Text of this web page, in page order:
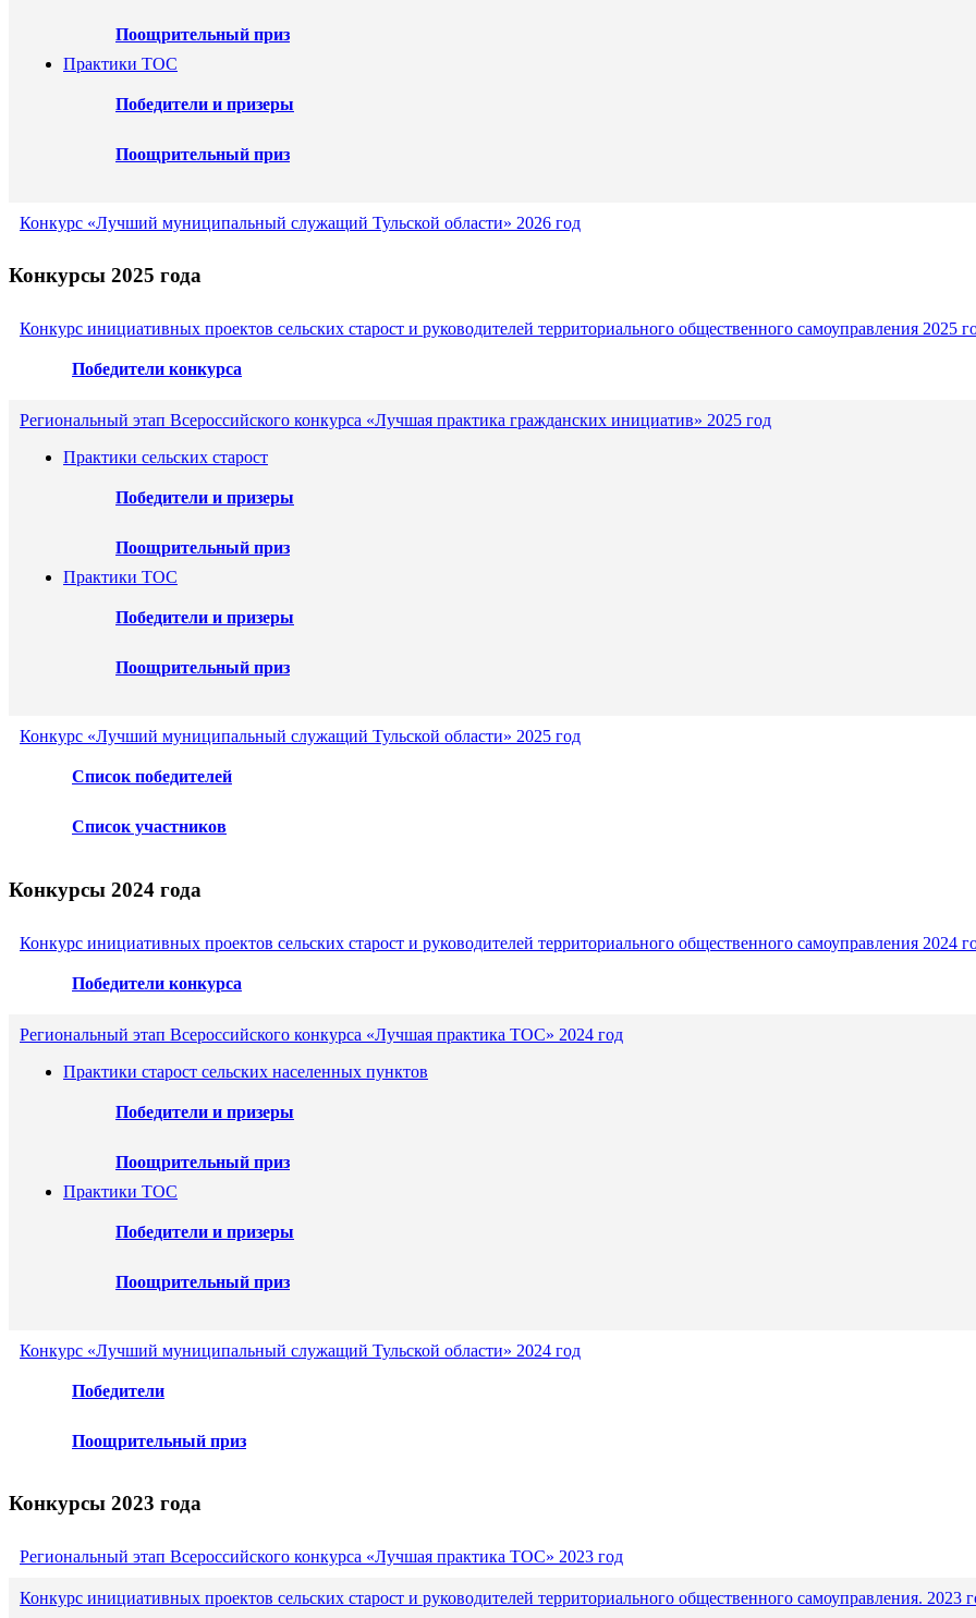
Поощрительный приз
Практики ТОС
Победители и призеры
Поощрительный приз
Конкурс «Лучший муниципальный служащий Тульской области» 2026 год
Конкурсы 2025 года
Конкурс инициативных проектов сельских старост и руководителей территориального общественного самоуправления 2025
Победители конкурса
Региональный этап Всероссийского конкурса «Лучшая практика гражданских инициатив» 2025 год
Практики сельских старост
Победители и призеры
Поощрительный приз
Практики ТОС
Победители и призеры
Поощрительный приз
Конкурс «Лучший муниципальный служащий Тульской области» 2025 год
Список победителей
Список участников
Конкурсы 2024 года
Конкурс инициативных проектов сельских старост и руководителей территориального общественного самоуправления 2024
Победители конкурса
Региональный этап Всероссийского конкурса «Лучшая практика ТОС» 2024 год
Практики старост сельских населенных пунктов
Победители и призеры
Поощрительный приз
Практики ТОС
Победители и призеры
Поощрительный приз
Конкурс «Лучший муниципальный служащий Тульской области» 2024 год
Победители
Поощрительный приз
Конкурсы 2023 года
Региональный этап Всероссийского конкурса «Лучшая практика ТОС» 2023 год
Конкурс инициативных проектов сельских старост и руководителей территориального общественного самоуправления. 2023